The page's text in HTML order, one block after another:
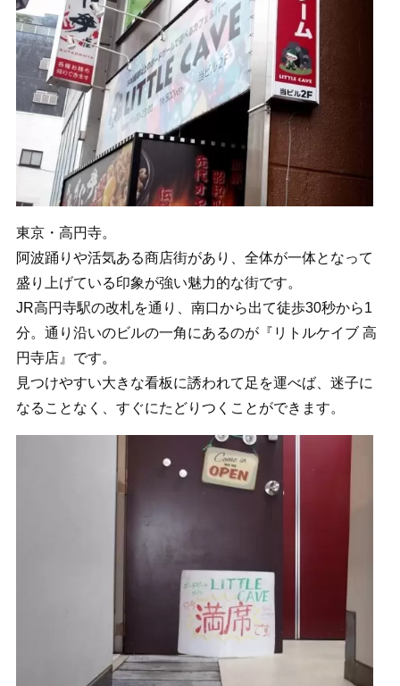
東京・高円寺。
阿波踊りや活気ある商店街があり、全体が一体となって
盛り上げている印象が強い魅力的な街です。
JR高円寺駅の改札を通り、南口から出て徒歩30秒から1
分。通り沿いのビルの一角にあるのが『リトルケイブ 高
円寺店』です。
見つけやすい大きな看板に誘われて足を運べば、迷子に
なることなく、すぐにたどりつくことができます。